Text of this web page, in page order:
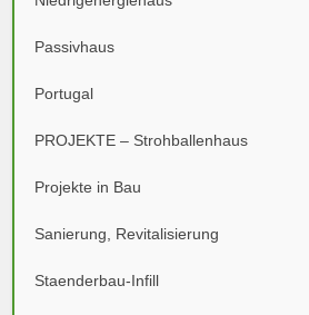
Passivhaus
Portugal
PROJEKTE – Strohballenhaus
Projekte in Bau
Sanierung, Revitalisierung
Staenderbau-Infill